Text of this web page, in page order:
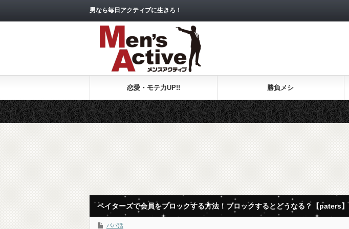
男なら毎日アクティブに生きろ！
恋愛・モテ力UP!! 勝負メシ
ペイターズで会員をブロックする方法！ブロックするとどうなる？【paters】
パパ活